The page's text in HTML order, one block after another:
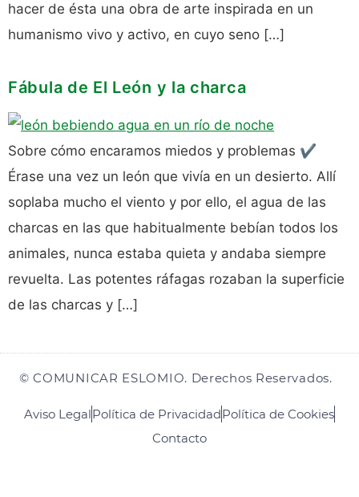
hacer de ésta una obra de arte inspirada en un
humanismo vivo y activo, en cuyo seno […]
Fábula de El León y la charca
Sobre cómo encaramos miedos y problemas ✔️
Érase una vez un león que vivía en un desierto. Allí
soplaba mucho el viento y por ello, el agua de las
charcas en las que habitualmente bebían todos los
animales, nunca estaba quieta y andaba siempre
revuelta. Las potentes ráfagas rozaban la superficie
de las charcas y […]
© COMUNICAR ESLOMIO. Derechos Reservados.
Aviso LegalPolítica de PrivacidadPolítica de Cookies
Contacto